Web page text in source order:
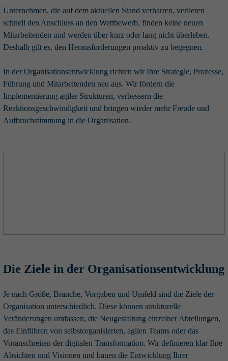
Unternehmen, die auf dem aktuellen Stand verharren, verlieren
schnell den Anschluss an den Wettbewerb, finden keine neuen
Mitarbeitenden und werden über kurz oder lang nicht überleben.
Deshalb gilt es, den Herausforderungen proaktiv zu begegnen.
In der Organisationsentwicklung richten wir Ihre Strategie, Prozesse,
Führung und Mitarbeitenden neu aus. Wir fördern die
Implementierung agiler Strukturen, verbessern die
Reaktionsgeschwindigkeit und bringen wieder mehr Freude und
Aufbruchstimmung in die Organisation.
Die Ziele in der Organisationsentwicklung
Je nach Größe, Branche, Vorgaben und Umfeld sind die Ziele der
Organisation unterschiedlich. Diese können strukturelle
Veränderungen umfassen, die Neugestaltung einzelner Abteilungen,
das Einführen von selbstorganisierten, agilen Teams oder das
Voranschreiten der digitalen Transformation. Wir definieren klar Ihre
Absichten und Visionen und bauen die Entwicklung Ihrer